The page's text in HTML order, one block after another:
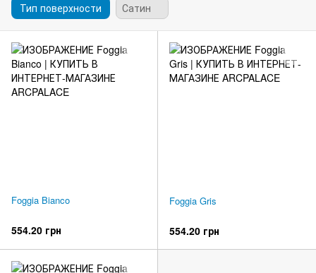
Тип поверхности Сатин
Foggia Bianco
554.20 грн
Foggia Gris
554.20 грн